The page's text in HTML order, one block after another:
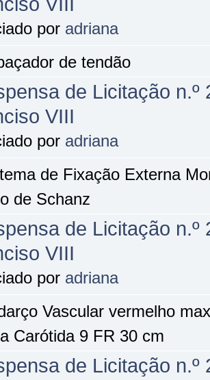
por adriana
de tendão
de Licitação n.º
VIII
por adriana
de Fixação Externa
de Schanz
de Licitação n.º
VIII
por adriana
Vascular vermelho
Carótida 9 FR 30 cm
de Licitação n.º